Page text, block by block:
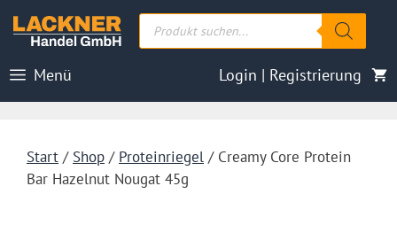
Inhalt
Products
search
Menü Login | Registrierung
Start / Shop / Proteinriegel / Creamy Core Protein
Bar Hazelnut Nougat 45g